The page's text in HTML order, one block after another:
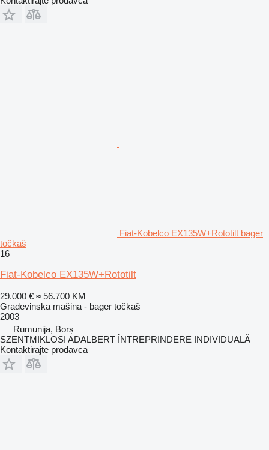
Fiat-Kobelco EX135W+Rototilt bager
točkaš
16
Fiat-Kobelco EX135W+Rototilt
29.000 € ≈ 56.700 KM
Građevinska mašina - bager točkaš
2003
Rumunija, Borș
SZENTMIKLOSI ADALBERT ÎNTREPRINDERE INDIVIDUALĂ
Kontaktirajte prodavca